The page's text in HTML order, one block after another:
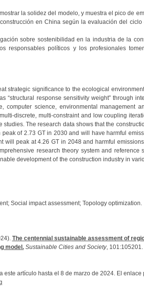
la solidez del modelo, y muestra el pico de
en China según la evaluación del ciclo
sobre sostenibilidad en la industria de la
responsables políticos y los profesionales
strategic significance to the ecological
“structural response sensitivity weight” through
computer science, environmental management
discrete, multi-constraint and low coupling
The research data shows that the
of 2.73 GT in 2030 and will have harmful
will peak at 4.26 GT in 2048 and harmful
research theory system and reference
development of the construction industry in
Social impact assessment; Topology optimization.
The centennial sustainable assessment of
model. Sustainable Cities and Society, 101:105201.
artículo hasta el 8 de marzo de 2024. El enlace